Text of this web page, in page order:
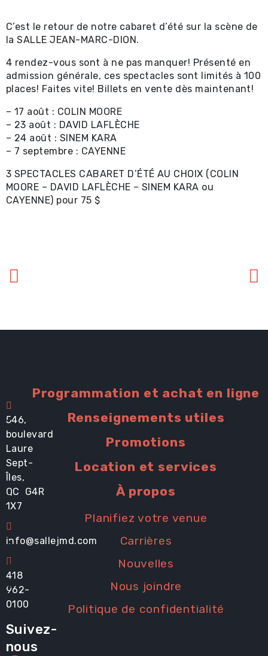
C’est le retour de notre cabaret d’été sur la scène de
la SALLE JEAN-MARC-DION.
4 rendez-vous sont à ne pas manquer! Présenté en
admission générale, ces spectacles sont limités à 100
places! Faites vite! Billets en vente dès maintenant!
– 17 août : COLIN MOORE
– 23 août : DAVID LAFLÈCHE
– 24 août : SINEM KARA
– 7 septembre : CAYENNE
3 SPECTACLES CABARET D’ÉTÉ AU CHOIX (COLIN
MOORE – DAVID LAFLÈCHE – SINEM KARA ou
CAYENNE) pour 75 $
546,
boulevard
Laure
Sept-
Îles,
QC G4R
1X7
info@sallejmd.com
418
962-
0100
Suivez-
nous
Programmation et achat en ligne
Renseignements utiles
Promotions
Location et services
À propos
Planifiez votre venue
Carrières
Nouvelles
Nous joindre
Politique de confidentialité
Achat en ligne -
Certificat-cadeau
Achat en ligne -
Spectacles locaux
locations ⧉
Renseignements
Promotions
Location et